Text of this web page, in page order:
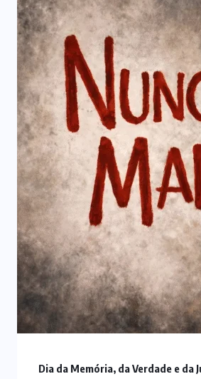
Dia da Memória, da Verdade e da
ARTIGOS